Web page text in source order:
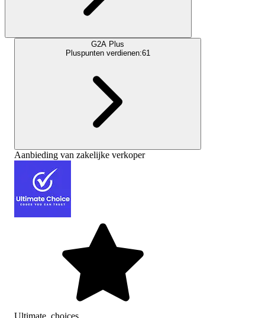
G2A Plus
Pluspunten verdienen:61
Aanbieding van zakelijke verkoper
Ultimate_choices